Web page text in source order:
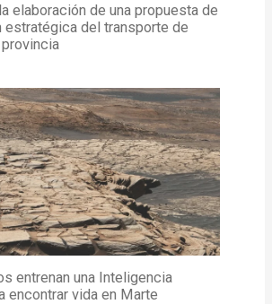
elaboración de una propuesta de
estratégica del transporte de
entrenan una Inteligencia
encontrar vida en Marte